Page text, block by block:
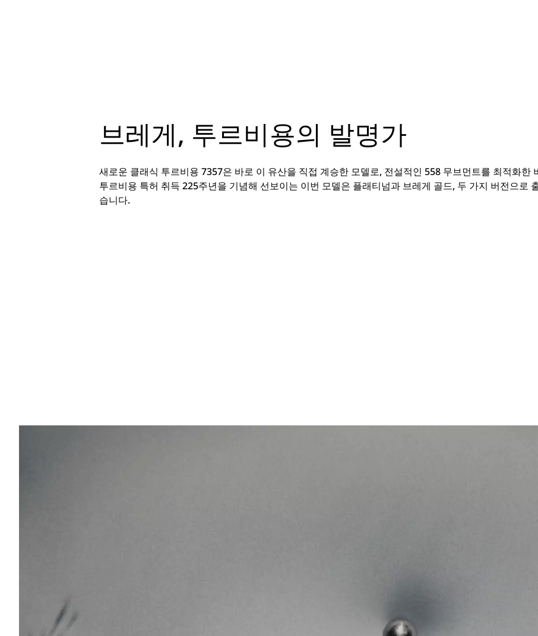
브레게, 투르비용의 발명가
새로운 클래식 투르비용 7357은 바로 이 유산을 직접 계승한 모델로, 전설적인 558 무브먼트를 최적화한
투르비용 특허 취득 225주년을 기념해 선보이는 이번 모델은 플래티넘과 브레게 골드, 두 가지 버전으로
습니다.